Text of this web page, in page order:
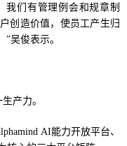
我们有管理例会和规章制
创造价值，使员工产生归
吴俊表示。
产力。
AI能力开放平台、